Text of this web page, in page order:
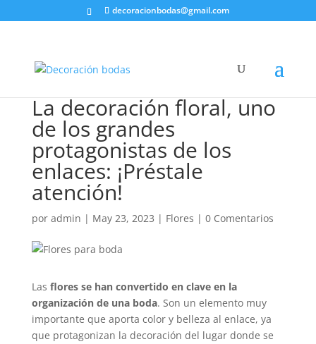
decoracionbodas@gmail.com
La decoración floral, uno
de los grandes
protagonistas de los
enlaces: ¡Préstale
atención!
por admin | May 23, 2023 | Flores | 0 Comentarios
Las flores se han convertido en clave en la
organización de una boda. Son un elemento muy
importante que aporta color y belleza al enlace, ya
que protagonizan la decoración del lugar donde se